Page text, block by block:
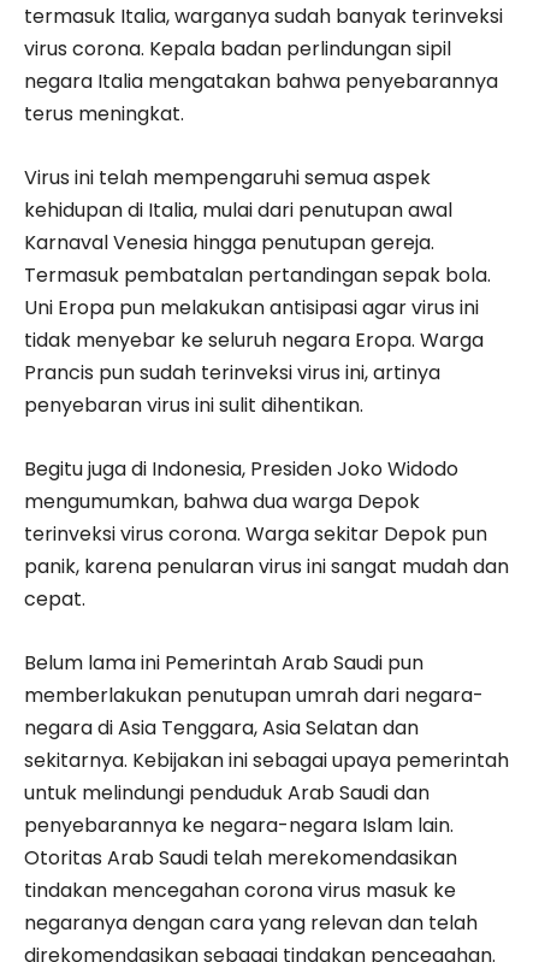
termasuk Italia, warganya sudah banyak terinveksi
virus corona. Kepala badan perlindungan sipil
negara Italia mengatakan bahwa penyebarannya
terus meningkat.
Virus ini telah mempengaruhi semua aspek
kehidupan di Italia, mulai dari penutupan awal
Karnaval Venesia hingga penutupan gereja.
Termasuk pembatalan pertandingan sepak bola.
Uni Eropa pun melakukan antisipasi agar virus ini
tidak menyebar ke seluruh negara Eropa. Warga
Prancis pun sudah terinveksi virus ini, artinya
penyebaran virus ini sulit dihentikan.
Begitu juga di Indonesia, Presiden Joko Widodo
mengumumkan, bahwa dua warga Depok
terinveksi virus corona. Warga sekitar Depok pun
panik, karena penularan virus ini sangat mudah dan
cepat.
Belum lama ini Pemerintah Arab Saudi pun
memberlakukan penutupan umrah dari negara-
negara di Asia Tenggara, Asia Selatan dan
sekitarnya. Kebijakan ini sebagai upaya pemerintah
untuk melindungi penduduk Arab Saudi dan
penyebarannya ke negara-negara Islam lain.
Otoritas Arab Saudi telah merekomendasikan
tindakan mencegahan corona virus masuk ke
negaranya dengan cara yang relevan dan telah
direkomendasikan sebagai tindakan pencegahan.